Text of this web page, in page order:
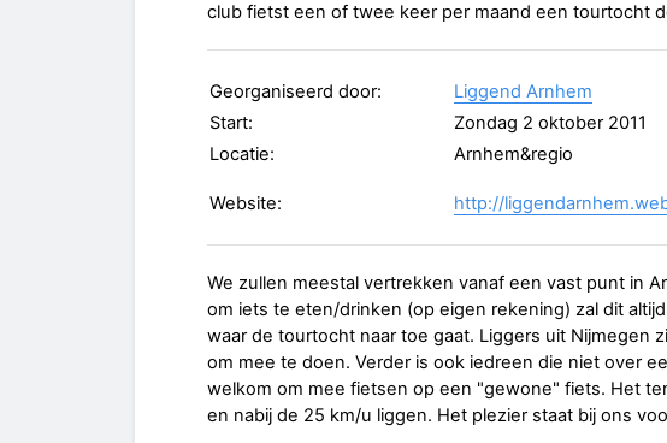
club fietst een of twee keer per maand een tourtocht
Georganiseerd door:
Liggend Arnhem
Start:
Zondag 2 oktober 2011
Locatie:
Arnhem&regio
Website: http://
We zullen meestal vertrekken vanaf een vast punt in
om iets te eten/drinken (op eigen rekening) zal dit
waar de tourtocht naar toe gaat. Liggers uit Nijmegen
om mee te doen. Verder is ook iedreen die niet over
welkom om mee fietsen op een "gewone" fiets. Het
en nabij de 25 km/u liggen. Het plezier staat bij ons